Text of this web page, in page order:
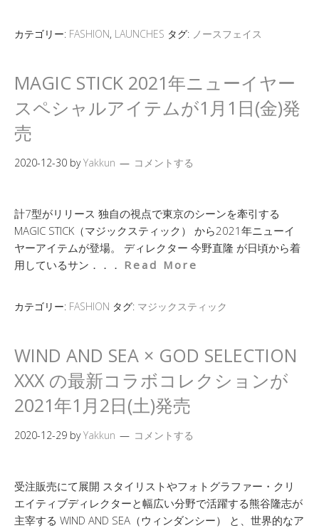
カテゴリー: FASHION, LAUNCHES タグ: ノースフェイス
MAGIC STICK 2021年ニューイヤー
スペシャルアイテムが1月1日(金)発
売
2020-12-30 byYakkun コメントする
計7型がリリース 独自の視点で東京のシーンを牽引する
MAGIC STICK（マジックスティック） から2021年ニューイ
ヤーアイテムが登場。 ディレクター 今野直隆 が日頃から着
用しているサン．．． Read More
カテゴリー: FASHION タグ: マジックスティック
WIND AND SEA × GOD SELECTION
XXX の最新コラボコレクションが
2021年1月2日(土)発売
2020-12-29 byYakkun コメントする
受注販売にて展開 スタイリストやフォトグラファー・クリ
エイティブディレクターと幅広い分野で活躍する熊谷隆志が
主宰する WIND AND SEA（ウィンダンシー） と、世界的なア